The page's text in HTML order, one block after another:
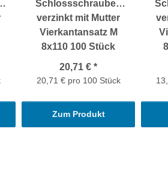
Schlossschrauben
verzinkt mit Mutter
Vierkantansatz M
8x110 100 Stück
20,71 € *
20,71 € pro 100 Stück
Zum Produkt